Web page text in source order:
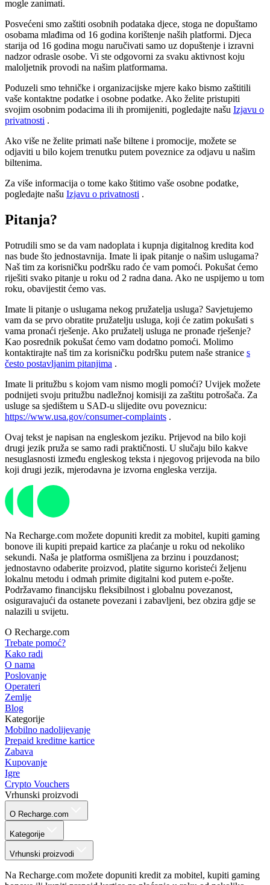
mogle zanimati.
Posvećeni smo zaštiti osobnih podataka djece, stoga ne dopuštamo
osobama mlađima od 16 godina korištenje naših platformi. Djeca
starija od 16 godina mogu naručivati ​​samo uz dopuštenje i izravni
nadzor odrasle osobe. Vi ste odgovorni za svaku aktivnost koju
maloljetnik provodi na našim platformama.
Poduzeli smo tehničke i organizacijske mjere kako bismo zaštitili
vaše kontaktne podatke i osobne podatke. Ako želite pristupiti
svojim osobnim podacima ili ih promijeniti, pogledajte našu Izjavu o
privatnosti .
Ako više ne želite primati naše biltene i promocije, možete se
odjaviti u bilo kojem trenutku putem poveznice za odjavu u našim
biltenima.
Za više informacija o tome kako štitimo vaše osobne podatke,
pogledajte našu Izjavu o privatnosti .
Pitanja?
Potrudili smo se da vam nadoplata i kupnja digitalnog kredita kod
nas bude što jednostavnija. Imate li ipak pitanje o našim uslugama?
Naš tim za korisničku podršku rado će vam pomoći. Pokušat ćemo
riješiti svako pitanje u roku od 2 radna dana. Ako ne uspijemo u tom
roku, obavijestit ćemo vas.
Imate li pitanje o uslugama nekog pružatelja usluga? Savjetujemo
vam da se prvo obratite pružatelju usluga, koji će zatim pokušati s
vama pronaći rješenje. Ako pružatelj usluga ne pronađe rješenje?
Kao posrednik pokušat ćemo vam dodatno pomoći. Molimo
kontaktirajte naš tim za korisničku podršku putem naše stranice s
često postavljanim pitanjima .
Imate li pritužbu s kojom vam nismo mogli pomoći? Uvijek možete
podnijeti svoju pritužbu nadležnoj komisiji za zaštitu potrošača. Za
usluge sa sjedištem u SAD-u slijedite ovu poveznicu:
https://www.usa.gov/consumer-complaints .
Ovaj tekst je napisan na engleskom jeziku. Prijevod na bilo koji
drugi jezik pruža se samo radi praktičnosti. U slučaju bilo kakve
nesuglasnosti između engleskog teksta i njegovog prijevoda na bilo
koji drugi jezik, mjerodavna je izvorna engleska verzija.
Na Recharge.com možete dopuniti kredit za mobitel, kupiti gaming
bonove ili kupiti prepaid kartice za plaćanje u roku od nekoliko
sekundi. Naša je platforma osmišljena za brzinu i pouzdanost;
jednostavno odaberite proizvod, platite sigurno koristeći željenu
lokalnu metodu i odmah primite digitalni kod putem e-pošte.
Podržavamo financijsku fleksibilnost i globalnu povezanost,
osiguravajući da ostanete povezani i zabavljeni, bez obzira gdje se
nalazili u svijetu.
O Recharge.com
Trebate pomoć?
Kako radi
O nama
Poslovanje
Operateri
Zemlje
Blog
Kategorije
Mobilno nadolijevanje
Prepaid kreditne kartice
Zabava
Kupovanje
Igre
Crypto Vouchers
Vrhunski proizvodi
O Recharge.com
Kategorije
Vrhunski proizvodi
Na Recharge.com možete dopuniti kredit za mobitel, kupiti gaming